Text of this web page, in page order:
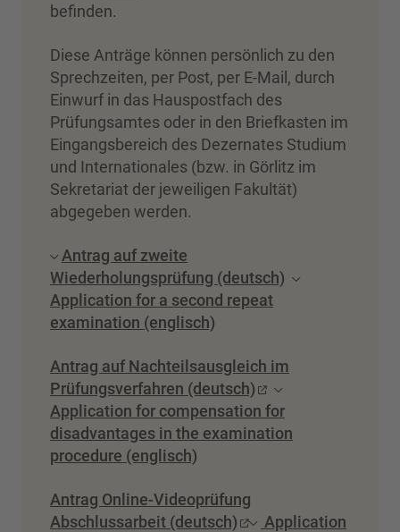
befinden.
Diese Anträge können persönlich zu den
Sprechzeiten, per Post, per E-Mail, durch
Einwurf in das Hauspostfach des
Prüfungsamtes oder in den Briefkasten im
Eingangsbereich des Dezernates Studium
und Internationales (bzw. in Görlitz im
Sekretariat der jeweiligen Fakultät)
abgegeben werden.
Antrag auf zweite
Wiederholungsprüfung (deutsch)
Application for a second repeat
examination (englisch)
Antrag auf Nachteilsausgleich im
Prüfungsverfahren (deutsch)
Application for compensation for
disadvantages in the examination
procedure (englisch)
Antrag Online-Videoprüfung
Abschlussarbeit (deutsch)
Application